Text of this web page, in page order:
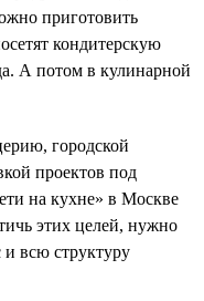
приготовить
кондитерскую
А потом в кулинарной
городской
проектов под
на кухне» в Москве
этих целей, нужно
и всю структуру